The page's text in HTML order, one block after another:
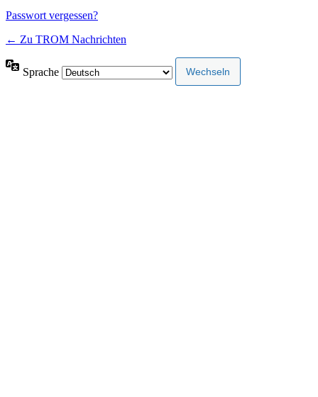
Passwort vergessen?
← Zu TROM Nachrichten
Sprache